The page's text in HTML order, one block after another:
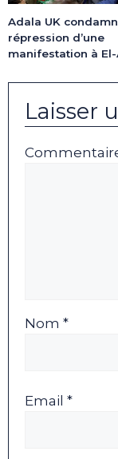
Adala UK
répression d’une
manifestation à El-
Laisser
Nom *
Email *